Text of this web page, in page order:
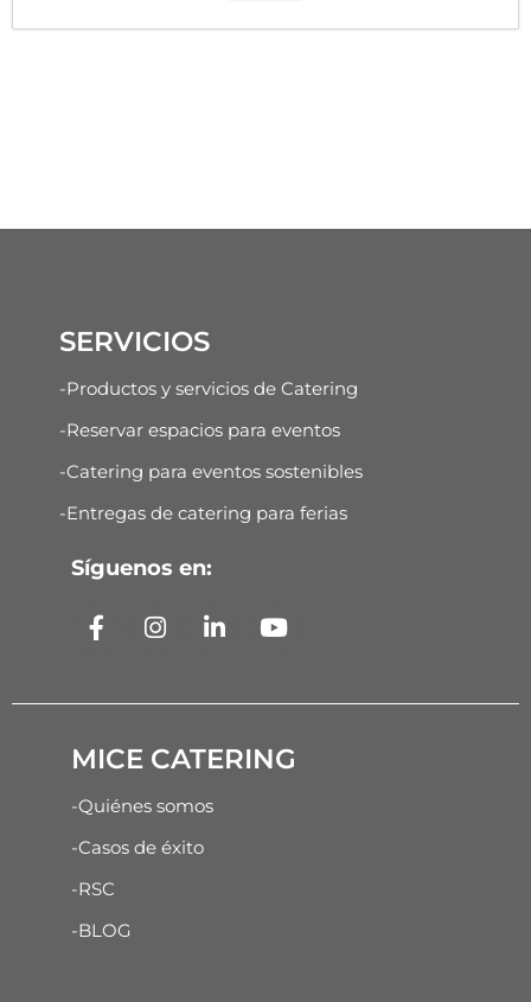
SERVICIOS
-Productos y servicios de Catering
-Reservar espacios para eventos
-Catering para eventos sostenibles
-Entregas de catering para ferias
Síguenos en:
MICE CATERING
-Quiénes somos
-Casos de éxito
-RSC
-BLOG